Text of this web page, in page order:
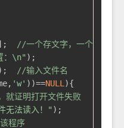
//一个存文字，一个存文件
：\n" );
//输入文件名
'w' ))==NULL ){
证明打开文件失败
无法读入！" );
程序